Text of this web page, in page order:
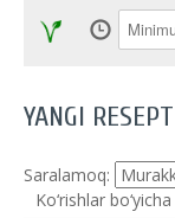
YANGI
Saralamoq:
Ko‘rishlar bo‘yicha